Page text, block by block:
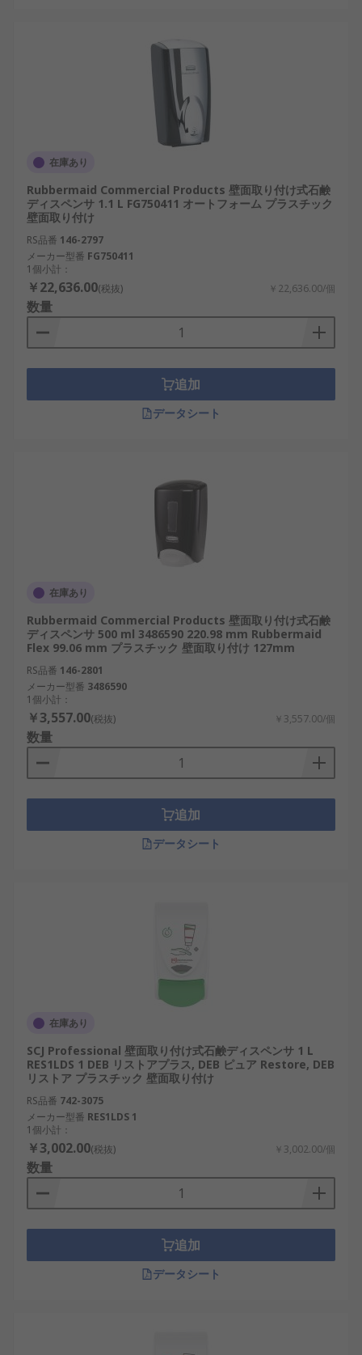
在庫あり
Rubbermaid Commercial Products 壁面取り付け式石鹸
ディスペンサ 1.1 L FG750411 オートフォーム プラスチック
壁面取り付け
RS品番 146-2797
メーカー型番 FG750411
1個小計：
￥22,636.00(税抜) ￥22,636.00/個
数量
追加
データシート
在庫あり
Rubbermaid Commercial Products 壁面取り付け式石鹸
ディスペンサ 500 ml 3486590 220.98 mm Rubbermaid
Flex 99.06 mm プラスチック 壁面取り付け 127mm
RS品番 146-2801
メーカー型番 3486590
1個小計：
￥3,557.00(税抜) ￥3,557.00/個
数量
追加
データシート
在庫あり
SCJ Professional 壁面取り付け式石鹸ディスペンサ 1 L
RES1LDS 1 DEB リストアプラス, DEB ピュア Restore, DEB
リストア プラスチック 壁面取り付け
RS品番 742-3075
メーカー型番 RES1LDS 1
1個小計：
￥3,002.00(税抜) ￥3,002.00/個
数量
追加
データシート